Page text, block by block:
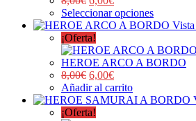
Seleccionar opciones
¡Oferta!
HEROE ARCO A BORDO
8,00€ 6,00€
Añadir al carrito
¡Oferta!